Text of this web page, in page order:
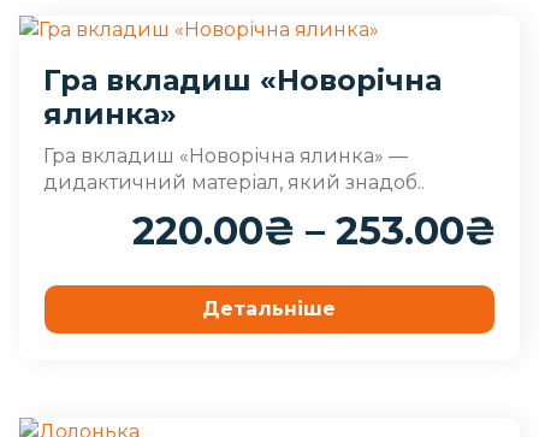
Гра вкладиш «Новорічна
ялинка»
Гра вкладиш «Новорічна ялинка» —
дидактичний матеріал, який знадоб..
220.00₴ – 253.00₴
Детальніше